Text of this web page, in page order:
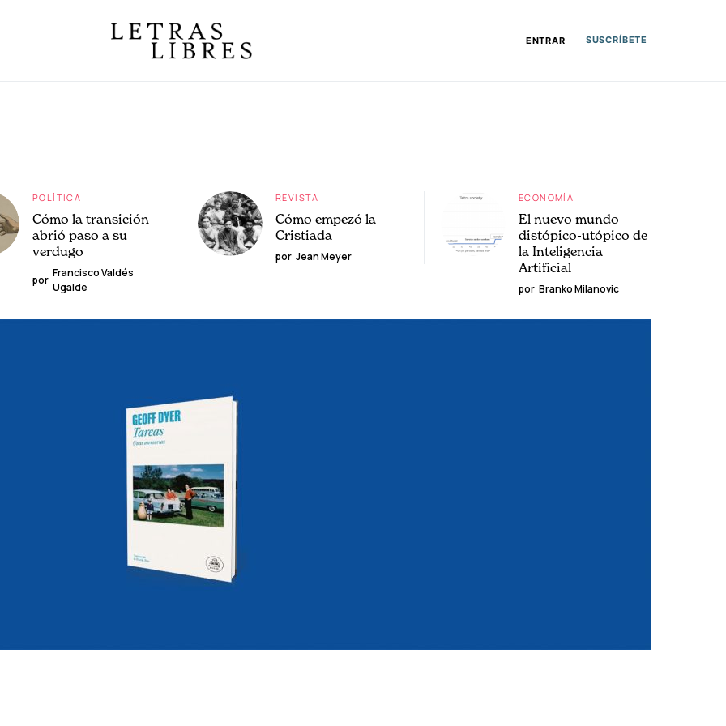
ENTRAR SUSCRÍBETE
POLÍTICA
Cómo la transición
abrió paso a su
verdugo
por
Francisco Valdés
Ugalde
REVISTA
Cómo empezó la
Cristiada
por Jean Meyer
ECONOMÍA
El nuevo mundo
distópico-utópico de
la Inteligencia
Artificial
por Branko Milanovic